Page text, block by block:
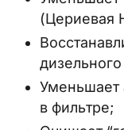
(Цериевая
Уменьшает
в фильтре;